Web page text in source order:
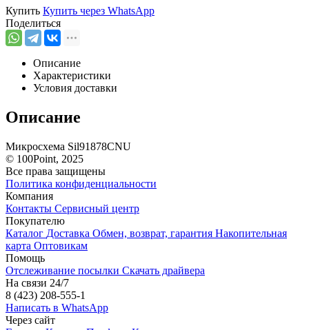
Купить Купить через WhatsApp
Поделиться
Описание
Характеристики
Условия доставки
Описание
Микросхема Sil91878CNU
© 100Point, 2025
Все права защищены
Политика конфиденциальности
Компания
Контакты Сервисный центр
Покупателю
Каталог Доставка Обмен, возврат, гарантия Накопительная
карта Оптовикам
Помощь
Отслеживание посылки Скачать драйвера
На связи 24/7
8 (423) 208-555-1
Написать в WhatsApp
Через сайт